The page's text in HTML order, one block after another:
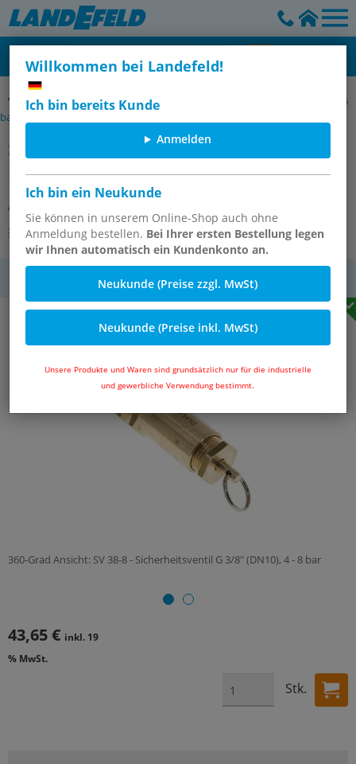
Willkommen bei Landefeld!
Ich bin bereits Kunde
Anmelden
Ich bin ein Neukunde
Sie können in unserem Online-Shop auch ohne
Anmeldung bestellen. Bei Ihrer ersten Bestellung legen
wir Ihnen automatisch ein Kundenkonto an.
Neukunde (Preise zzgl. MwSt)
Neukunde (Preise inkl. MwSt)
Unsere Produkte und Waren sind grundsätzlich nur für die industrielle
und gewerbliche Verwendung bestimmt.
Sicherheitsventile einstellbar, nicht bauteilgeprüft, DN 5 - 10 (1 - 16
bar)
Sicherheitsventil G 3/8" (DN10), 4 - 8
bar
Artikelnummer:
Andere Varianten des Artikels
360-Grad Ansicht: SV 38-8 - Sicherheitsventil G 3/8" (DN10), 4 - 8 bar
43,65 € inkl. 19
% MwSt.
Stk.